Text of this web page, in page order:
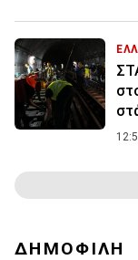
ΔΗΜΟΦΙΛΗ